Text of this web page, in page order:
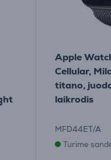
Apple
Cellular,
titano,
laikrodis
MFD44ET/A
Turime